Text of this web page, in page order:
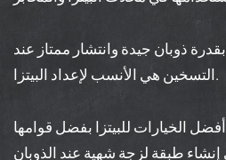
بقدرة ذوبان جيدة وانتشار ممتاز عند
التسخين هي الأنسب لإعداد البيتزا.
الخيارات للبيتزا بفضل قوامها